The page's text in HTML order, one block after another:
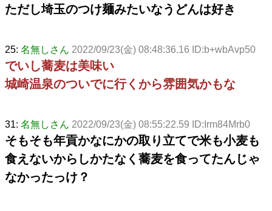
ただし埼玉のつけ麺みたいなうどんは好き
25: 名無しさん 2022/09/23(金) 08:48:36.16 ID:b+wbAvp50
でいし蕎麦は美味い
城崎温泉のついでに行くから雰囲気かもな
31: 名無しさん 2022/09/23(金) 08:55:22.59 ID:Irm84Mrb0
そもそも年貢かなにかの取り立てで米も小麦も
食えないからしかたなく蕎麦を食ってたんじゃ
なかったっけ？